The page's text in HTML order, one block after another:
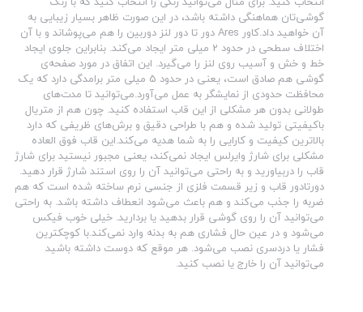
گوشی‌تان هماهنگی داشته باشد، در این صورت ظاهر بسیار زیبایی به
آن خواهید داد.کاور Ares دور تا دور لنز دوربین را هم می‌پوشاند و با آن
اختلاف سطحی در حدود 2 میلی متر ایجاد می‌کند. بنابراین جلوی ایجاد
خط و خش و آسیب روی لنز را می‌گیرد. این اتفاق در مورد صفحه‌ی
گوشی هم صادق است، یعنی در حدود 5 میلی متر برامدگی دارد که یک
محافظت حدودی از نمایشگر به عمل می‌آورد.می‌توانید تا مدت‌های
طولانی بدون هر مشکلی از این قاب استفاده کنید. چون هم از متریال
باکیفیتی تولید شده و هم با طراحی دقیق و برش‌های ظریفی که دارد
بالاترین کیفیت و کارایی را به شما هدیه می‌کند.این قاب فوق العاده
مشکلی برای شارژ وایرلس ایجاد نمی‌کند، یعنی مجبور نیستید برای شارژ
قاب را دربیاورید و به راحتی می‌توانید آن را روی استند شارژ قرار دهید.
دورتادور قاب و زیر قسمت فلزی از جنسی نرم ساخته شده است که هم
ضربه را جذب می‌کند و هم باعث می‌شود انعطاف داشته باشد. به راحتی
می‌توانید آن را روی گوشی قرار بدهید یا بردارید. خیلی خوب فیکس
می‌شود و در عین حال فشاری هم به بدنه وارد نمی‌کند.با کوچکترین
فشار یا دردسری نصب می‌شود. هر موقع که دوست داشته باشید
می‌توانید آن را خارج یا نصب کنید.